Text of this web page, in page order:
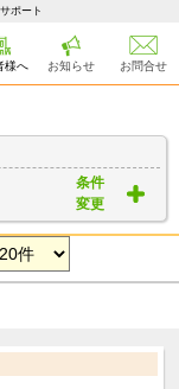
ポート
様へ お知らせ お問合せ
条件
変更